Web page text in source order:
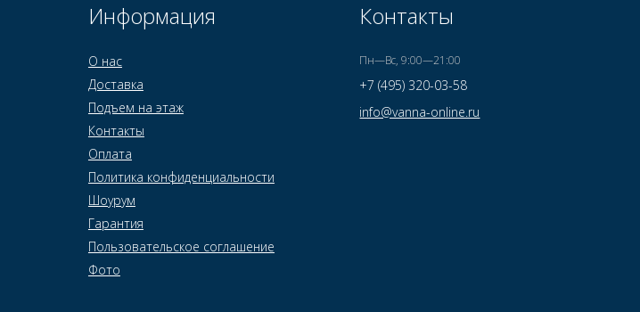
Информация
О нас
Доставка
Подъем на этаж
Контакты
Оплата
Политика конфиденциальности
Шоурум
Гарантия
Пользовательское соглашение
Фото
Контакты
Пн—Вс, 9:00—21:00
+7 (495) 320-03-58
info@vanna-online.ru